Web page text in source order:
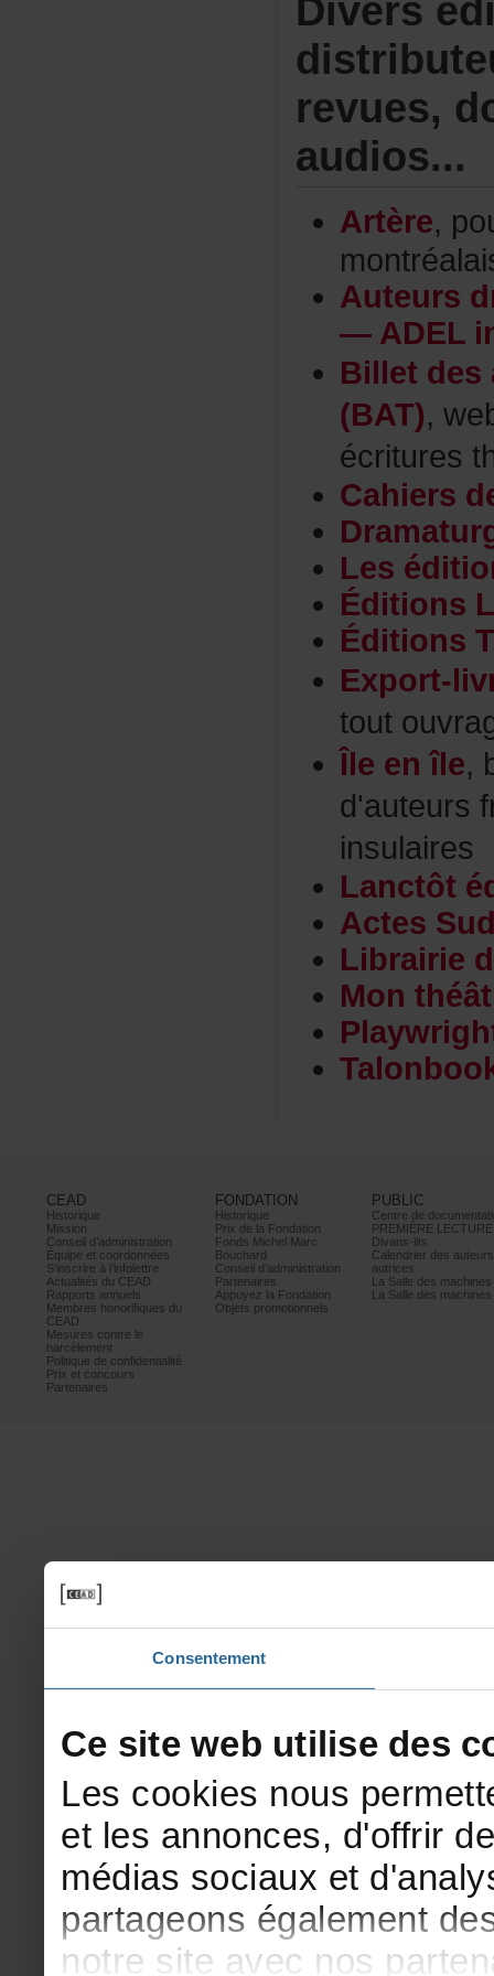
Consentement
audios...
Artère
(BAT)
Export-
Îleenîle
insulaires
CEAD
Historique
Mission
Conseild’administration
Équipeetcoordonnées
S’inscrireàl’infolettre
ActualitésduCEAD
Rapportsannuels
Membreshonorifiquesdu
CEAD
Mesurescontrele
harcèlement
Politiquedeconfidentialité
Prixetconcours
Partenaires
FONDATION
Historique
PrixdelaFondation
FondsMichelMarc
Bouchard
Conseild’administration
Partenaires
AppuyezlaFondation
Objetspromotionnels
PUBLIC
PREMIÈRELECTURE
Divans-lits
autrices